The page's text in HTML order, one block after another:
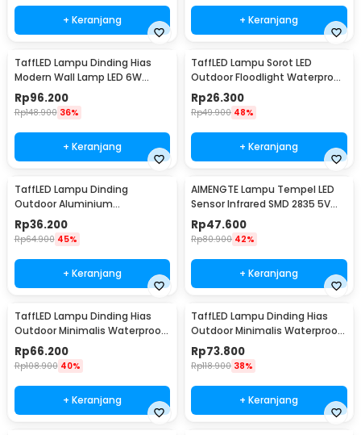
+ Keranjang + Keranjang
TaffLED Lampu Dinding Hias
Modern Wall Lamp LED 6W
Warm White 85-265V -
WLA8286
Rp96.200
Rp148.900 36%
+ Keranjang
TaffLED Lampu Sorot LED
Outdoor Floodlight Waterproof
Cool White 50W - A8
Rp26.300
Rp49.900 48%
+ Keranjang
TaffLED Lampu Dinding
Outdoor Aluminium
Waterproof LED 3W Warm
White - WD079
Rp36.200
Rp64.900 45%
+ Keranjang
AIMENGTE Lampu Tempel LED
Sensor Infrared SMD 2835 5V
50cm - D2835
Rp47.600
Rp80.900 42%
+ Keranjang
TaffLED Lampu Dinding Hias
Outdoor Minimalis Waterproof
Warm White 6W - NR-10
Rp66.200
Rp108.900 40%
+ Keranjang
TaffLED Lampu Dinding Hias
Outdoor Minimalis Waterproof
Warm White 12W - NR-10
Rp73.800
Rp118.900 38%
+ Keranjang